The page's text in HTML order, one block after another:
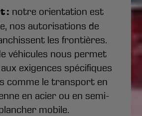
: notre orientation est
nos autorisations de
les frontières.
véhicules nous permet
exigences spécifiques
comme le transport en
en acier ou en semi-
mobile.